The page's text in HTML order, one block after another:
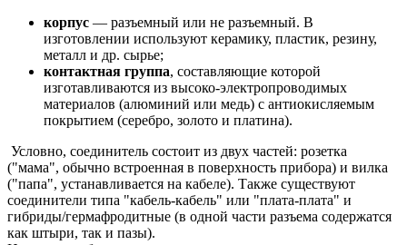
корпус — разъемный или не разъемный. В
изготовлении используют керамику, пластик, резину,
металл и др. сырье;
контактная группа, составляющие которой
изготавливаются из высоко-электропроводимых
материалов (алюминий или медь) с антиокисляемым
покрытием (серебро, золото и платина).
Условно, соединитель состоит из двух частей: розетка
("мама", обычно встроенная в поверхность прибора) и вилка
("папа", устанавливается на кабеле). Также существуют
соединители типа "кабель-кабель" или "плата-плата" и
гибриды/гермафродитные (в одной части разъема содержатся
как штыри, так и пазы).